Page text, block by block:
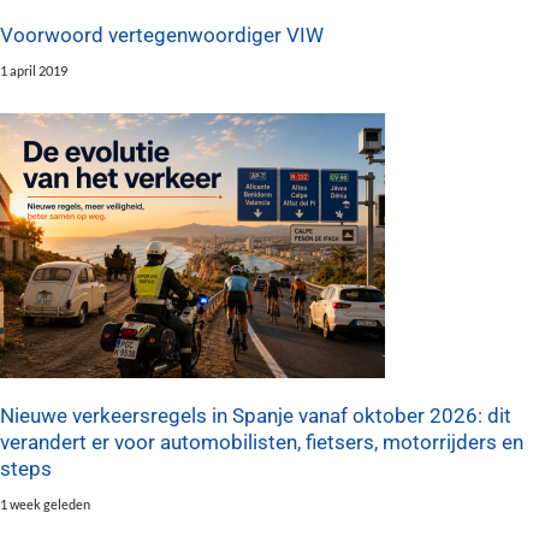
Voorwoord vertegenwoordiger VIW
1 april 2019
Nieuwe verkeersregels in Spanje vanaf oktober 2026: dit
verandert er voor automobilisten, fietsers, motorrijders en
steps
1 week geleden